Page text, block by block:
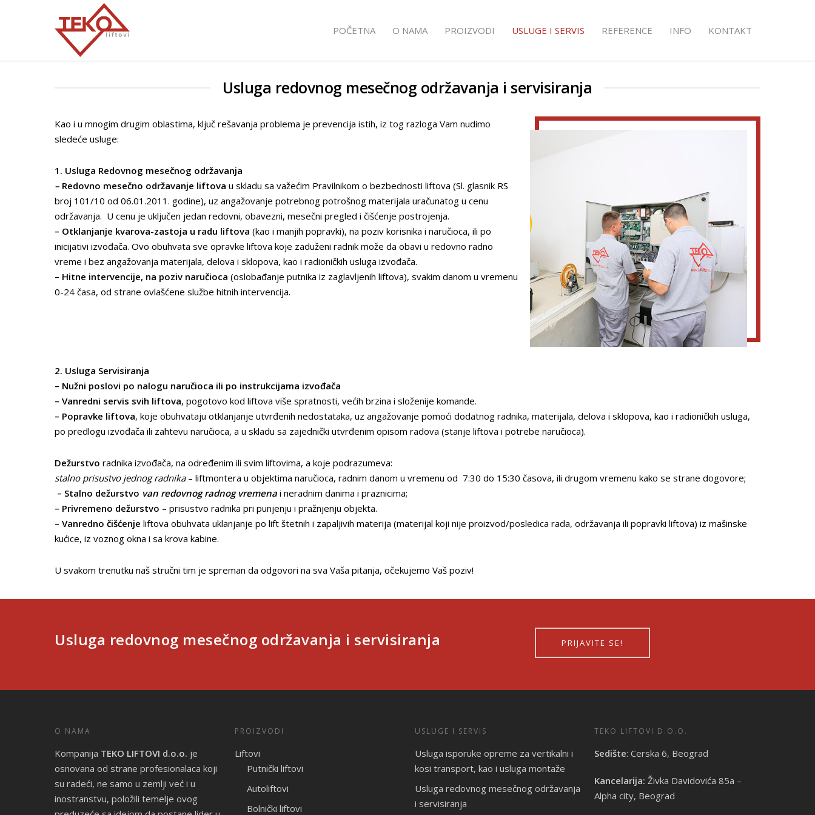
POČETNA O NAMA PROIZVODI USLUGE I SERVIS REFERENCE INFO KONTAKT
Usluga redovnog mesečnog održavanja i servisiranja
Kao i u mnogim drugim oblastima, ključ rešavanja problema je prevencija istih, iz tog razloga Vam nudimo
sledeće usluge:
1. Usluga Redovnog mesečnog održavanja
– Redovno mesečno održavanje liftova u skladu sa važećim Pravilnikom o bezbednosti liftova (Sl. glasnik RS
broj 101/10 od 06.01.2011. godine), uz angažovanje potrebnog potrošnog materijala uračunatog u cenu
održavanja. U cenu je uključen jedan redovni, obavezni, mesečni pregled i čišćenje postrojenja.
– Otklanjanje kvarova-zastoja u radu liftova (kao i manjih popravki), na poziv korisnika i naručioca, ili po
inicijativi izvođača. Ovo obuhvata sve opravke liftova koje zaduženi radnik može da obavi u redovno radno
vreme i bez angažovanja materijala, delova i sklopova, kao i radioničkih usluga izvođača.
– Hitne intervencije, na poziv naručioca (oslobađanje putnika iz zaglavljenih liftova), svakim danom u vremenu
0-24 časa, od strane ovlašćene službe hitnih intervencija.
2. Usluga Servisiranja
– Nužni poslovi po nalogu naručioca ili po instrukcijama izvođača
– Vanredni servis svih liftova, pogotovo kod liftova više spratnosti, većih brzina i složenije komande.
– Popravke liftova, koje obuhvataju otklanjanje utvrđenih nedostataka, uz angažovanje pomoći dodatnog radnika, materijala, delova i sklopova, kao i radioničkih usluga,
po predlogu izvođača ili zahtevu naručioca, a u skladu sa zajednički utvrđenim opisom radova (stanje liftova i potrebe naručioca).
Dežurstvo radnika izvođača, na određenim ili svim liftovima, a koje podrazumeva:
stalno prisustvo jednog radnika– liftmontera u objektima naručioca, radnim danom u vremenu od 7:30 do 15:30 časova, ili drugom vremenu kako se strane dogovore;
– Stalno dežurstvo van redovnog radnog vremena i neradnim danima i praznicima;
– Privremeno dežurstvo – prisustvo radnika pri punjenju i pražnjenju objekta.
– Vanredno čišćenje liftova obuhvata uklanjanje po lift štetnih i zapaljivih materija (materijal koji nije proizvod/posledica rada, održavanja ili popravki liftova) iz mašinske
kućice, iz voznog okna i sa krova kabine.
U svakom trenutku naš stručni tim je spreman da odgovori na sva Vaša pitanja, očekujemo Vaš poziv!
Usluga redovnog mesečnog održavanja i servisiranja PRIJAVITE SE!
O NAMA
Kompanija TEKO LIFTOVI d.o.o. je
osnovana od strane profesionalaca koji
su radeći, ne samo u zemlji već i u
inostranstvu, položili temelje ovog
PROIZVODI
Liftovi
Putnički liftovi
Autoliftovi
Bolnički liftovi
USLUGE I SERVIS
Usluga isporuke opreme za vertikalni i
kosi transport, kao i usluga montaže
Usluga redovnog mesečnog održavanja
i servisiranja
TEKO LIFTOVI D.O.O.
Sedište: Cerska 6, Beograd
Kancelarija: Živka Davidovića 85a –
Alpha city, Beograd